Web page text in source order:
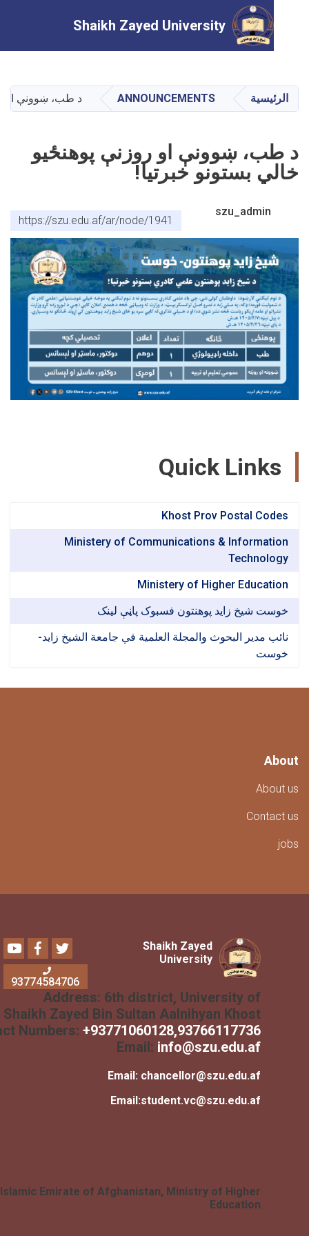
المحتوى
الرئيسي
Shaikh Zayed University
ANNOUNCEMENTS د طب، ښوونې او روزنې
ښوونې او روزنې پوهنځيو
بستونو خبرتيا!
szu_admin
https://szu.edu.af/ar/node/1941
Quick
Khost Prov Postal
Ministery of Communications &
Ministery of Higher
شیخ زاید پوهنتون فسبوک پاڼې لینک
مدير البحوث والمجلة العلمية في جامعة الشيخ زايد-
Shaikh Zayed
University
Youtube
Facebook
93774584706
Address:6th district, University of
Shaikh Zayed Bin Sultan Aalnihyan Khost
Contact Numbers: +93771060128,93766117736
Email:info@szu.edu.af
Email: chancellor@szu.edu.af
Email:student.vc@szu.edu.af
Islamic Emirate of Afghanistan, Ministry of Higher
Education